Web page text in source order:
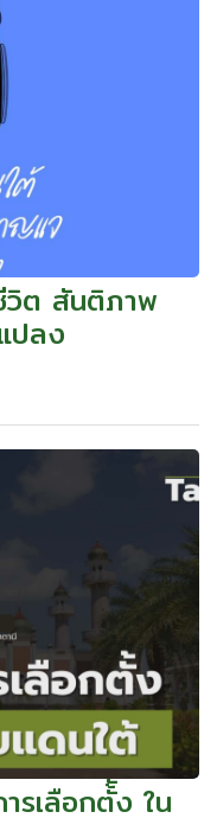
วิต สันติภาพ
ปลง
รเลือกตั้ัง ใน